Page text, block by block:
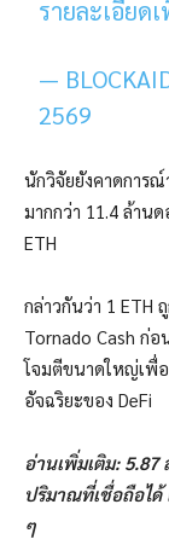
รายละเอียด
—
2569
นักวิจัยยังคาดการ
มากกว่า 11.4 ล้าน
ETH
กล่าวกันว่า 1 ETH
Tornado Cash ก่
โจมตีขนาดใหญ่เพื่
อัจฉริยะของ DeFi
อ่านเพิ่มเติม:
ปริมาณที่เชื่อถือได้
ๆ